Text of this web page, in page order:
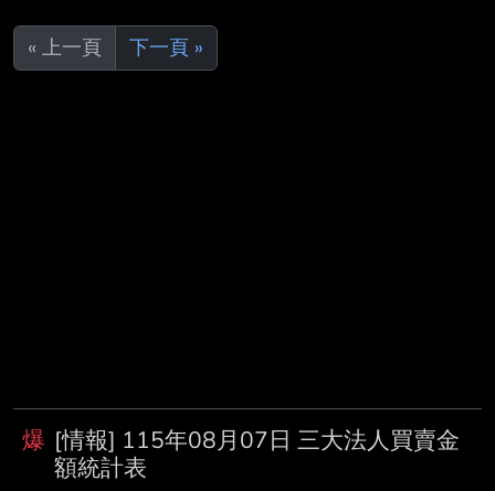
« 上一頁 下一頁 »
爆 [情報] 115年08月07日 三大法人買賣金
額統計表